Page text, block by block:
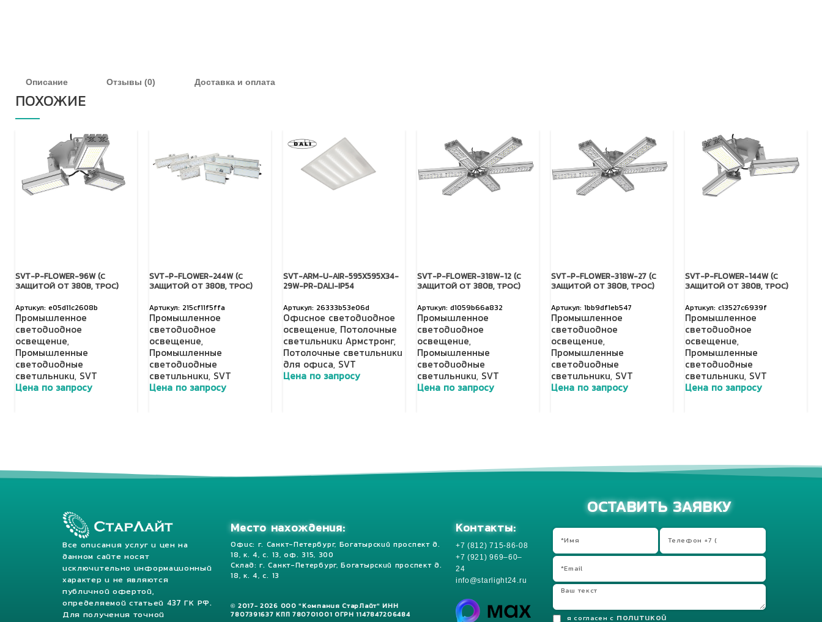
Описание Отзывы (0) Доставка и оплата
ПОХОЖИЕ
SVT-P-FLOWER-96W (С
ЗАЩИТОЙ ОТ 380В, ТРОС)
e05d11c2608b
Промышленное
светодиодное
освещение,
Промышленные
светодиодные
светильники, SVT
Цена по запросу
SVT-P-FLOWER-244W (С
ЗАЩИТОЙ ОТ 380В, ТРОС)
215cf11f5ffa
Промышленное
светодиодное
освещение,
Промышленные
светодиодные
светильники, SVT
Цена по запросу
SVT-ARM-U-AIR-595X595X34-
29W-PR-DALI-IP54
26333b53e06d
Офисное светодиодное
освещение, Потолочные
светильники Армстронг,
Потолочные светильники
для офиса, SVT
Цена по запросу
SVT-P-FLOWER-318W-12 (С
ЗАЩИТОЙ ОТ 380В, ТРОС)
d1059b66a832
Промышленное
светодиодное
освещение,
Промышленные
светодиодные
светильники, SVT
Цена по запросу
SVT-P-FLOWER-318W-27 (С
ЗАЩИТОЙ ОТ 380В, ТРОС)
1bb9df1eb547
Промышленное
светодиодное
освещение,
Промышленные
светодиодные
светильники, SVT
Цена по запросу
SVT-P-FLOWER-144W (С
ЗАЩИТОЙ ОТ 380В, ТРОС)
c13527c6939f
Промышленное
светодиодное
освещение,
Промышленные
светодиодные
светильники, SVT
Цена по запросу
Все описания услуг и цен на
данном сайте носят
исключительно информационный
характер и не являются
публичной офертой,
определяемой статьей 437 ГК РФ.
Для получения точной
Место нахождения:
Офис: г. Санкт-Петербург, Богатырский проспект д.
18, к. 4, с. 13, оф. 315, 300
Склад: г. Санкт-Петербург, Богатырский проспект д.
18, к. 4, с. 13
© 2017- 2026 ООО "Компания СтарЛайт" ИНН
7807391637 КПП 780701001 ОГРН 1147847206484
Контакты:
+7 (812) 715-86-08
+7 (921) 969–60–
24
info@starlight24.ru
ОСТАВИТЬ ЗАЯВКУ
я согласен с политикой